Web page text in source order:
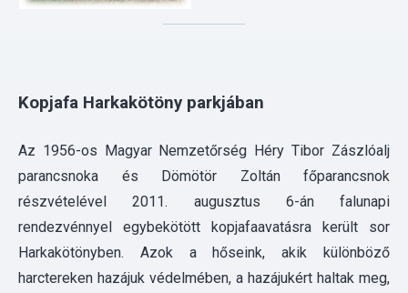
részvételével 2011. augusztus 6-án falunapi
Harkakötönyben. Azok a hőseink, akik különböző
harctereken hazájuk védelmében, a hazájukért haltak meg,
példát mutatva a maiaknak a hazaszeretetből.
Az alkotás nemzeti szimbólumnak számít. A kopjafán
elhelyezett felirat emléket állít a hazáért elesetteknek.